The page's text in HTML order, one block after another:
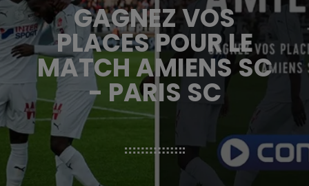
GAGNEZ VOS
PLACES POUR LE
MATCH AMIENS SC
- PARIS SC